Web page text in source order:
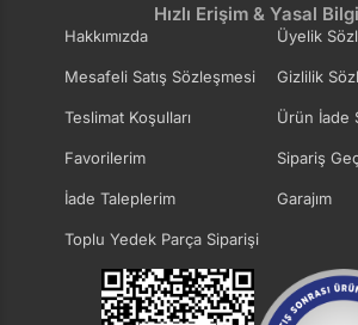
Hızlı Erişim & Yasal
Hakkımızda Üyelik
Mesafeli Satış Sözleşmesi Gizlilik
Teslimat Koşulları Ürün İade
Favorilerim Sipariş
İade Taleplerim Garajım
Toplu Yedek Parça Siparişi